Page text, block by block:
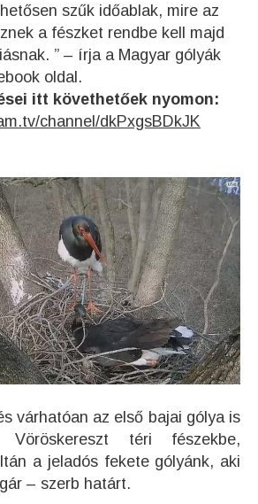
szűk időablak, mire az
a fészket rendbe kell majd
” – írja a Magyar gólyák
oldal.
itt követhetőek nyomon:
channel/dkPxgsBDkJK
várhatóan az első bajai gólya is
téri fészekbe,
a jeladós fekete gólyánk, aki
– szerb határt.